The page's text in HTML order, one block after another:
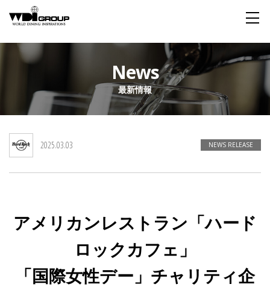
About WDI
WDI STANDARD
私たちが大切にするもの 舞台は世界
Social Responsibility Sustainability
Restaurant
Wedding
News
最新情報
2025.03.03 NEWS RELEASE
アメリカンレストラン「ハード
ロックカフェ」
「国際女性デー」チャリティ企